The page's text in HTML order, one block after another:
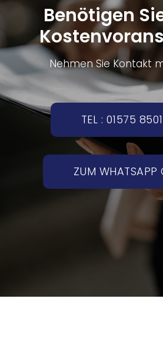
Benötigen
Nehmen Sie Kontakt
TEL : 01575
ZUM WHATSAPP